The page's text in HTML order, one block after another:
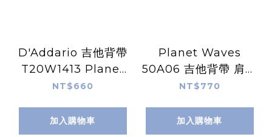
D'Addario 吉他背帶
T20W1413 Planet
Waves
NT$660
加入購物車
Planet Waves
50A06 吉他背帶 肩帶
編織款 Jamaica
NT$770
加入購物車